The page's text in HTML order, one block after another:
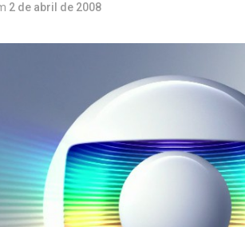
2 de abril de 2008